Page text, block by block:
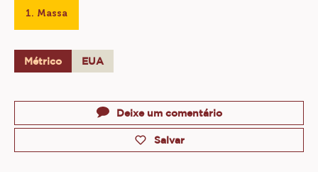
MINI MUFFIN DE CHOCOLATE
Nível:
CONTÉM: 1 ETAPA